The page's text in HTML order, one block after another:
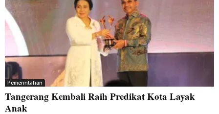
Pemerintahan
Tangerang Kembali Raih Predikat Kota Layak
Anak